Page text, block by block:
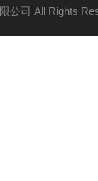
公司 All Rights